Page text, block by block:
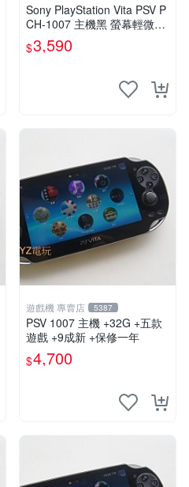
Sony PlayStation Vita PSV P
CH-1007 主機黑 螢幕輕微老
化 可安裝遊戲 系統3.74書
$3,590
遊戲機 專賣店 5387
PSV 1007 主機 +32G +五款
遊戲 +9成新 +保修一年
$4,700